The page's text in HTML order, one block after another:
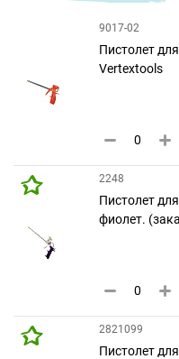
9017-02
Пистолет
Vertextools
2248
Пистолет
фиолет.
2821099
Пистолет